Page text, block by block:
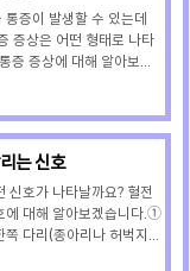
증이 발생할 수 있는데
증상은 어떤 형태로 나타
증 증상에 대해 알아보겠
은 강한 위산이 식도 점
끈거리고 쓰린 것이 특징
심증이나 심근경색 같은
을 찾는 환자들도 있습니
과식한 후나 기름지거나
경향이 있는데요, 눕거
악화되고, 일어서거나
는 신호
신호가 나타날까요? 혈전
에 대해 알아보겠습니다.①
다리(종아리나 허벅지)
위로 젖힐 때 종아리가 당